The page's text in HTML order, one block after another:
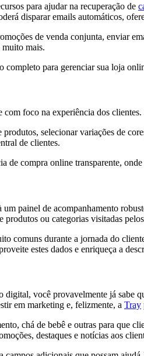
para ajudar na recuperação de
disparar emails automáticos,
de venda conjunta, enviar
muito mais.
completo para gerenciar sua loja
foco na experiência dos
produtos, selecionar variações de
de clientes.
de compra online transparente,
um painel de acompanhamento
ou categorias visitadas
comuns durante a jornada do
estes dados e enriqueça a
você provavelmente já sabe
em marketing e, felizmente, a Tray
chá de bebê e outras para que
destaques e notícias aos